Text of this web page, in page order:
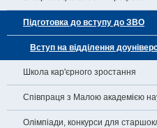
Підготовка до вступу до ЗВО
Вступ на відділення
Школа кар'єрного зростання
Співпраця з Малою академією
Олімпіади, конкурси для